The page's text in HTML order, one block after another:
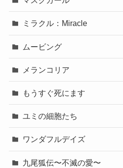
ミラクル：Miracle
ムービング
メランコリア
もうすぐ死にます
ユミの細胞たち
ワンダフルデイズ
九尾狐伝〜不滅の愛〜